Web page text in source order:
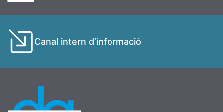
Canal intern d’informació